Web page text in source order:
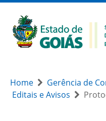
Home
Gerência de
Editais e Avisos